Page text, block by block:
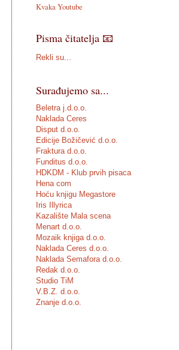
Kvaka Youtube
Pisma čitatelja 📧
Rekli su...
Surađujemo sa...
Beletra j.d.o.o.
Naklada Ceres
Disput d.o.o.
Edicije Božičević d.o.o.
Fraktura d.o.o.
Funditus d.o.o.
HDKDM - Klub prvih pisaca
Hena com
Hoću knjigu Megastore
Iris Illyrica
Kazalište Mala scena
Menart d.o.o.
Mozaik knjiga d.o.o.
Naklada Ceres d.o.o.
Naklada Semafora d.o.o.
Redak d.o.o.
Studio TiM
V.B.Z. d.o.o.
Znanje d.o.o.